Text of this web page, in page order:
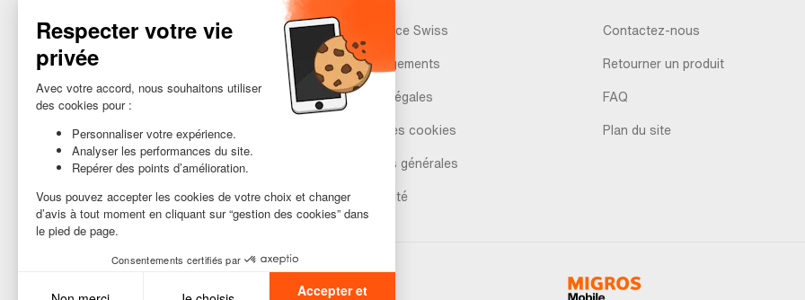
iPhones
Samsung
Huawei
Besoin d’aide ?
Recommerce Swiss
Nos engagements
Mentions légales
Gestion des cookies
Conditions générales
Accessibilité
Contactez-nous
Retourner un produit
FAQ
Plan du site